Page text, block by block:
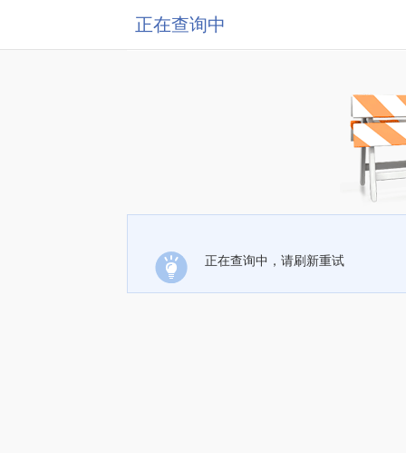
正在查询中
正在查询中，请刷新重试